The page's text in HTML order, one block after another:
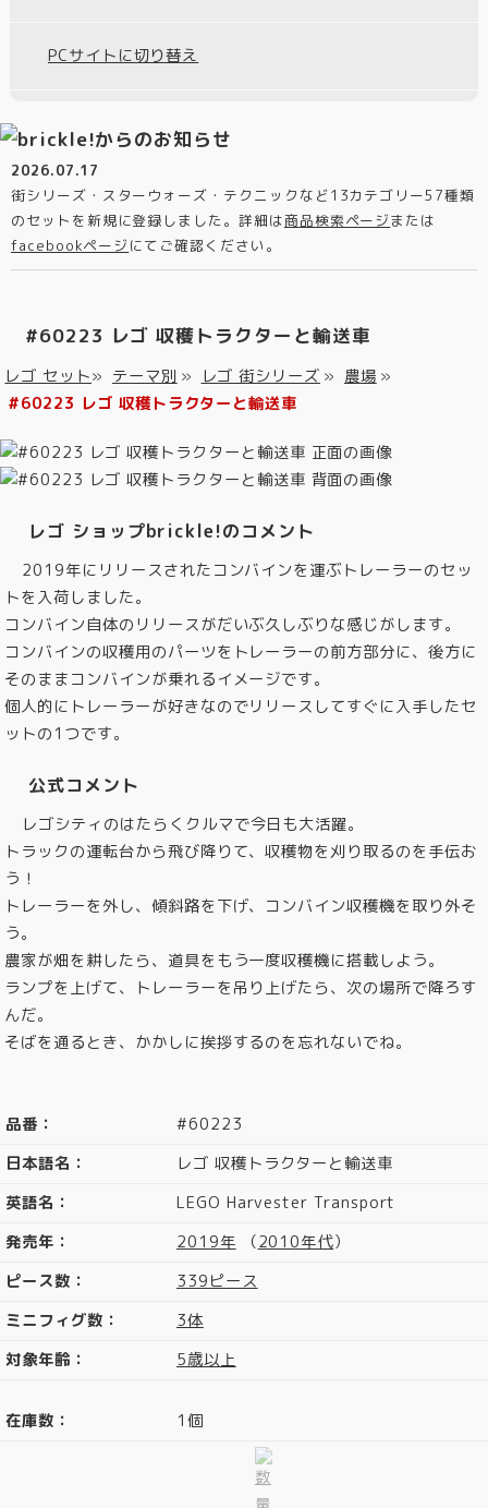
PCサイトに切り替え
2026.07.17
街シリーズ・スターウォーズ・テクニックなど13カテゴリー57種類
のセットを新規に登録しました。詳細は商品検索ページまたは
facebookページ にてご確認ください。
#60223 レゴ 収穫トラクターと輸送車
レゴ セット» テーマ別 » レゴ 街シリーズ » 農場 »
#60223 レゴ 収穫トラクターと輸送車
レゴ ショップbrickle!のコメント
2019年にリリースされたコンバインを運ぶトレーラーのセッ
トを入荷しました。
コンバイン自体のリリースがだいぶ久しぶりな感じがします。
コンバインの収穫用のパーツをトレーラーの前方部分に、後方に
そのままコンバインが乗れるイメージです。
個人的にトレーラーが好きなのでリリースしてすぐに入手したセ
ットの1つです。
公式コメント
レゴシティのはたらくクルマで今日も大活躍。
トラックの運転台から飛び降りて、収穫物を刈り取るのを手伝お
う！
トレーラーを外し、傾斜路を下げ、コンバイン収穫機を取り外そ
う。
農家が畑を耕したら、道具をもう一度収穫機に搭載しよう。
ランプを上げて、トレーラーを吊り上げたら、次の場所で降ろす
んだ。
そばを通るとき、かかしに挨拶するのを忘れないでね。
品番：
#60223
日本語名：
レゴ 収穫トラクターと輸送車
英語名：
LEGO Harvester Transport
発売年：
2019年 （2010年代）
ピース数：
339ピース
ミニフィグ数：
3体
対象年齢：
5歳以上
在庫数： 1個